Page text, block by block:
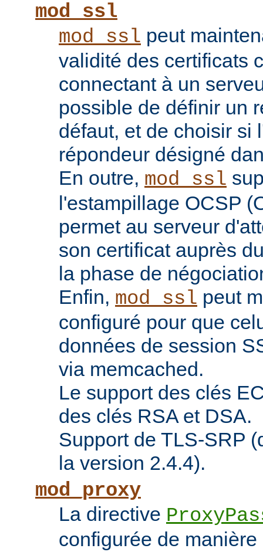
mod_ssl
mod_ssl peut
validité des certificats
connectant à un
possible de définir un
défaut, et de choisir si
répondeur désigné
En outre, mod_ssl
l'estampillage OCSP
permet au serveur
son certificat auprès
la phase de
Enfin, mod_ssl peut
configuré pour que
données de session
via memcached.
Le support des clés
des clés RSA et DSA.
Support de TLS-SRP
la version 2.4.4).
mod_proxy
La directive
configurée de